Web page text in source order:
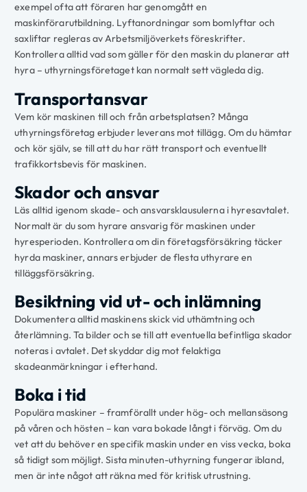
exempel ofta att föraren har genomgått en
maskinförarutbildning. Lyftanordningar som bomlyftar och
saxliftar regleras av Arbetsmiljöverkets föreskrifter.
Kontrollera alltid vad som gäller för den maskin du planerar att
hyra – uthyrningsföretaget kan normalt sett vägleda dig.
Transportansvar
Vem kör maskinen till och från arbetsplatsen? Många
uthyrningsföretag erbjuder leverans mot tillägg. Om du hämtar
och kör själv, se till att du har rätt transport och eventuellt
trafikkortsbevis för maskinen.
Skador och ansvar
Läs alltid igenom skade- och ansvarsklausulerna i hyresavtalet.
Normalt är du som hyrare ansvarig för maskinen under
hyresperioden. Kontrollera om din företagsförsäkring täcker
hyrda maskiner, annars erbjuder de flesta uthyrare en
tilläggsförsäkring.
Besiktning vid ut- och inlämning
Dokumentera alltid maskinens skick vid uthämtning och
återlämning. Ta bilder och se till att eventuella befintliga skador
noteras i avtalet. Det skyddar dig mot felaktiga
skadeanmärkningar i efterhand.
Boka i tid
Populära maskiner – framförallt under hög- och mellansäsong
på våren och hösten – kan vara bokade långt i förväg. Om du
vet att du behöver en specifik maskin under en viss vecka, boka
så tidigt som möjligt. Sista minuten-uthyrning fungerar ibland,
men är inte något att räkna med för kritisk utrustning.